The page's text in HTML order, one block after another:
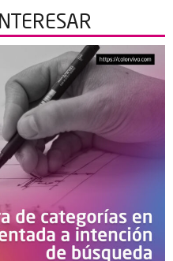
INTERESAR